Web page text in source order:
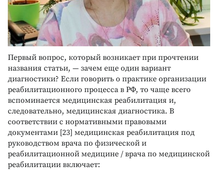
Первый вопрос, который возникает при прочтении
названия статьи, — зачем еще один вариант
диагностики? Если говорить о практике организации
реабилитационного процесса в РФ, то чаще всего
вспоминается медицинская реабилитация и,
следовательно, медицинская диагностика. В
соответствии с нормативными правовыми
документами [23] медицинская реабилитация под
руководством врача по физической и
реабилитационной медицине / врача по медицинской
реабилитации включает: